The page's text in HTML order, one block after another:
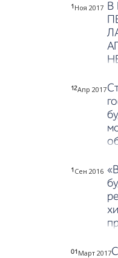
1 Ноя 2017 В
12Апр 2017
1 Сен 2016
01 Март 2017